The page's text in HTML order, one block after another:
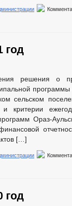
год
решения о
программы
сельском
критерии
Ораз-
[…]
год